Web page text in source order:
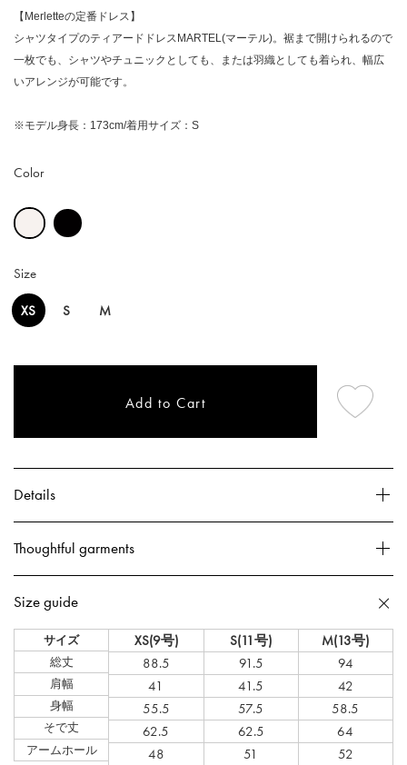
【Merletteの定番ドレス】
シャツタイプのティアードドレスMARTEL(マーテル)。裾まで開けられるので
一枚でも、シャツやチュニックとしても、または羽織としても着られ、幅広
いアレンジが可能です。
※モデル身長：173cm/着用サイズ：S
Color
Size
XS S M
Add to Cart
Details
Thoughtful garments
Size guide
サイズ
総丈
肩幅
身幅
そで丈
アームホール
XS(9号)
88.5
41
55.5
62.5
48
S(11号)
91.5
41.5
57.5
62.5
51
M(13号)
94
42
58.5
64
52